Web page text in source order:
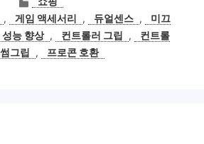
테
고
리
, 게임 액세서리 , 듀얼센스 ,
미끄
성능 향상 , 컨트롤러 그립 ,
컨트롤
그립
, 프로콘 호환